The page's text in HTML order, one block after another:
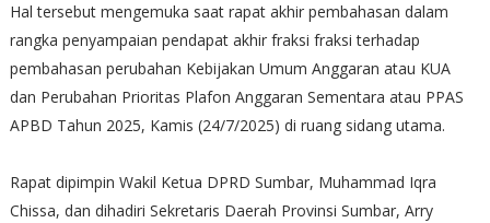
Hal tersebut mengemuka saat rapat akhir pembahasan dalam
rangka penyampaian pendapat akhir fraksi fraksi terhadap
pembahasan perubahan Kebijakan Umum Anggaran atau KUA
dan Perubahan Prioritas Plafon Anggaran Sementara atau PPAS
APBD Tahun 2025, Kamis (24/7/2025) di ruang sidang utama.
Rapat dipimpin Wakil Ketua DPRD Sumbar, Muhammad Iqra
Chissa, dan dihadiri Sekretaris Daerah Provinsi Sumbar, Arry